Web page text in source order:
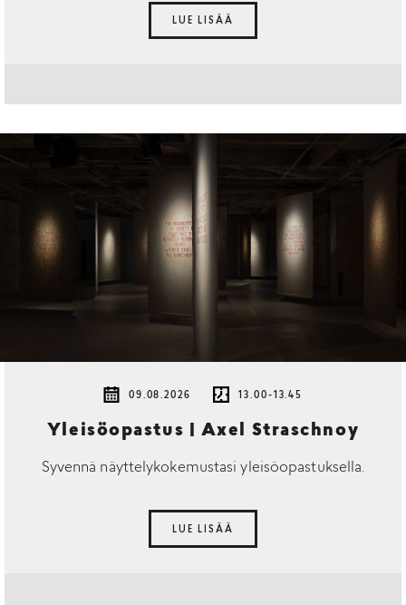
LUE LISÄÄ
09.08.2026 13.00-13.45
Yleisöopastus | Axel Straschnoy
Syvennä näyttelykokemustasi yleisöopastuksella.
LUE LISÄÄ